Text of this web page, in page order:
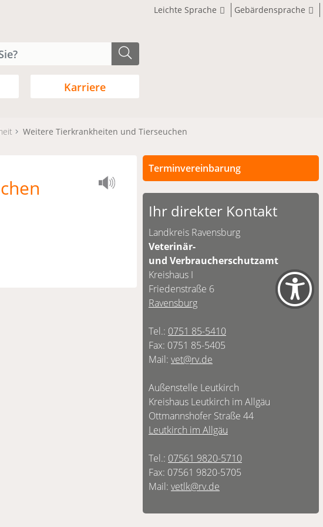
Leichte Sprache Gebärdensprache
Karriere
Weitere Tierkrankheiten und Tierseuchen
Terminvereinbarung
Persönliche Termine sind nach
vorheriger Vereinbarung möglich.
unten.
Ihr direkter Kontakt
Landkreis Ravensburg
Veterinär-
und Verbraucherschutzamt
Kreishaus I
Friedenstraße 6
Ravensburg
Tel.: 0751 85-5410
Fax: 0751 85-5405
Mail: vet@rv.de
Außenstelle Leutkirch
Kreishaus Leutkirch im Allgäu
Ottmannshofer Straße 44
Leutkirch im Allgäu
Tel.: 07561 9820-5710
Fax: 07561 9820-5705
Mail: vetlk@rv.de